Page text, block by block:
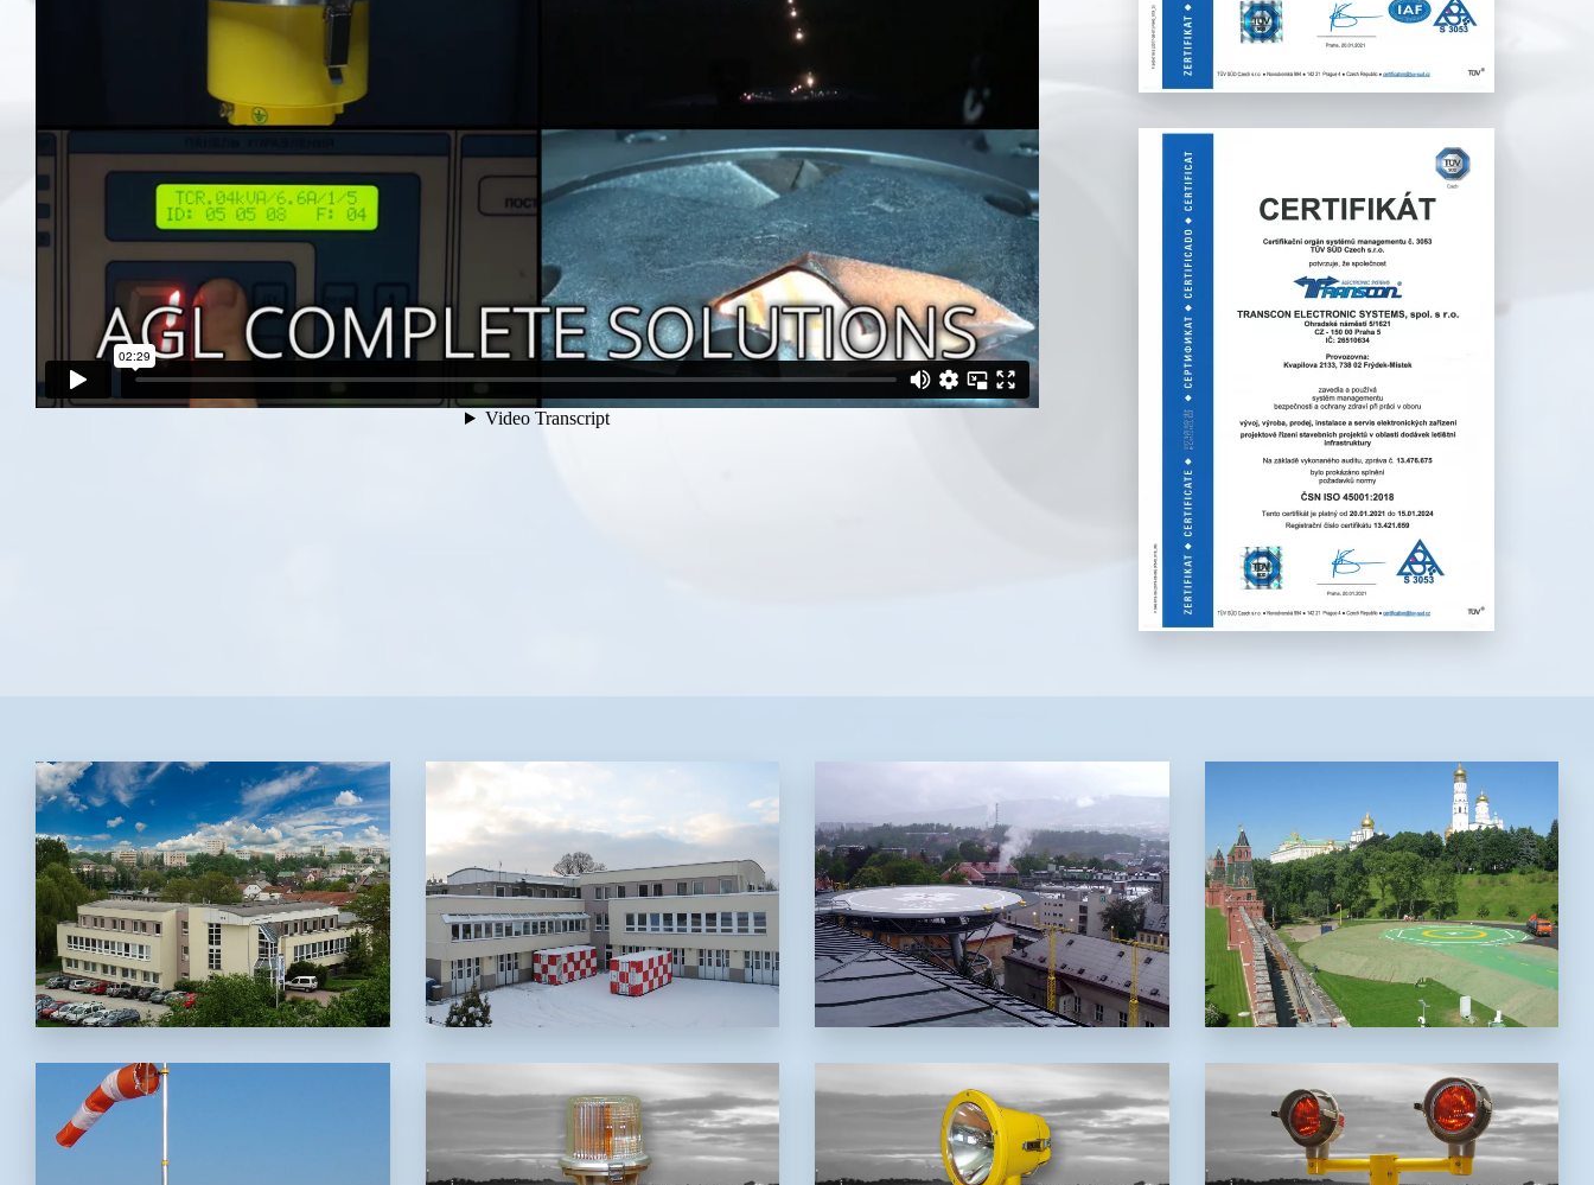
vývoj, výroba, elektronických
zařízení